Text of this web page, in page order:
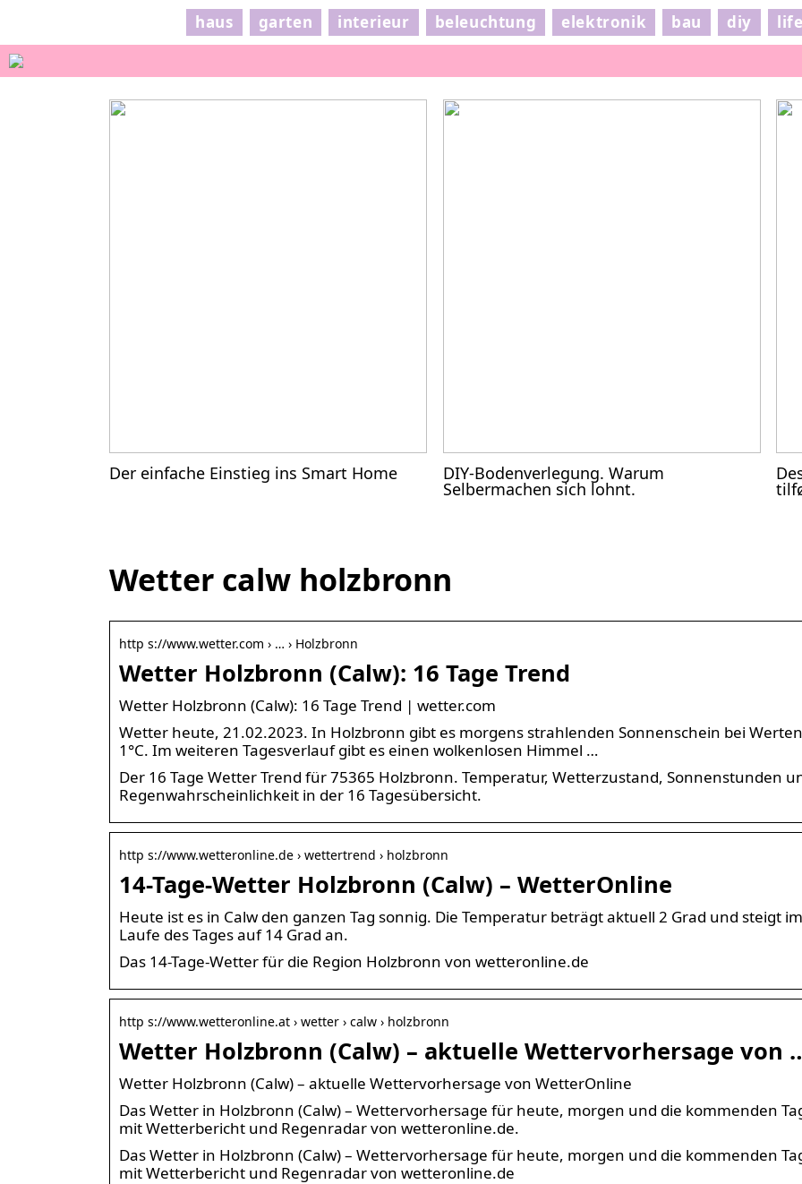
haus garten interieur beleuchtung elektronik bau diy
Der einfache Einstieg ins Smart Home DIY-Bodenverlegung. Warum
Selbermachen sich lohnt.
Wetter calw holzbronn
http s://www.wetter.com › … › Holzbronn
Wetter Holzbronn (Calw): 16 Tage Trend
Wetter Holzbronn (Calw): 16 Tage Trend | wetter.com
Wetter heute, 21.02.2023. In Holzbronn gibt es morgens strahlenden Sonnenschein bei
1°C. Im weiteren Tagesverlauf gibt es einen wolkenlosen Himmel …
Der 16 Tage Wetter Trend für 75365 Holzbronn. Temperatur, Wetterzustand, Sonnenstunden
Regenwahrscheinlichkeit in der 16 Tagesübersicht.
http s://www.wetteronline.de › wettertrend › holzbronn
14-Tage-Wetter Holzbronn (Calw) – WetterOnline
Heute ist es in Calw den ganzen Tag sonnig. Die Temperatur beträgt aktuell 2 Grad und steigt im
Laufe des Tages auf 14 Grad an.
Das 14-Tage-Wetter für die Region Holzbronn von wetteronline.de
http s://www.wetteronline.at › wetter › calw › holzbronn
Wetter Holzbronn (Calw) – aktuelle Wettervorhersage von
Wetter Holzbronn (Calw) – aktuelle Wettervorhersage von WetterOnline
Das Wetter in Holzbronn (Calw) – Wettervorhersage für heute, morgen und die kommenden
mit Wetterbericht und Regenradar von wetteronline.de.
Das Wetter in Holzbronn (Calw) – Wettervorhersage für heute, morgen und die kommenden
mit Wetterbericht und Regenradar von wetteronline.de